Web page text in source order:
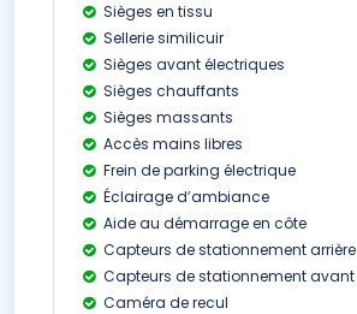
Sièges en tissu
Sellerie similicuir
Sièges avant électriques
Sièges chauffants
Sièges massants
Accès mains libres
Frein de parking électrique
Éclairage d’ambiance
Aide au démarrage en côte
Capteurs de stationnement arrière
Capteurs de stationnement avant
Caméra de recul